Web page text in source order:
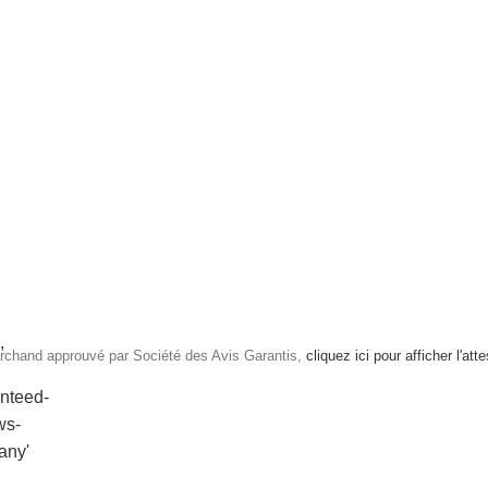
approuvé par Société des Avis Garantis, cliquez ici pour afficher